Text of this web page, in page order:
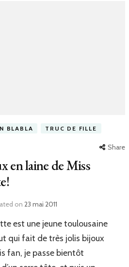
BLABLA TRUC DE FILLE
Share
en laine de Miss
on 23 mai 2011
est une jeune toulousaine
qui fait de très jolis bijoux
fan, je passe bientôt